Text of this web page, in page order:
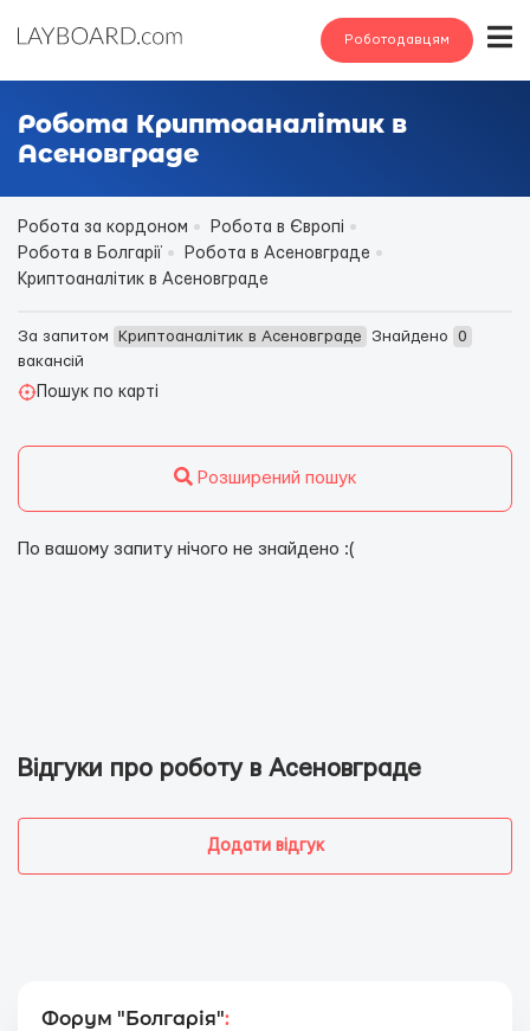
Роботодавцям
Робота Криптоаналітик в
Асеновграде
Робота за кордоном
Робота в Європі
Робота в Болгарії
Робота в Асеновграде
Криптоаналітик в Асеновграде
За запитом Криптоаналітик в Асеновграде Знайдено
0
вакансій
Пошук по карті
Розширений пошук
По вашому запиту нічого не знайдено :(
Відгуки про роботу в Асеновграде
Додати відгук
Форум "Болгарія":